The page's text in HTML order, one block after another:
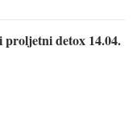
detox 14.04.